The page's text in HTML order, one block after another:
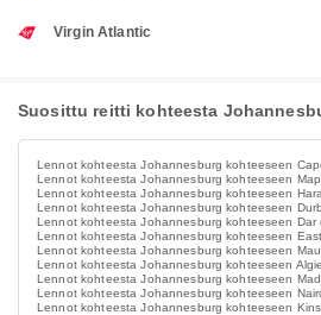
Virgin Atlantic
Suosittu reitti kohteesta
Lennot kohteesta Johannesburg kohteeseen
Lennot kohteesta Johannesburg kohteeseen
Lennot kohteesta Johannesburg kohteeseen
Lennot kohteesta Johannesburg kohteeseen
Lennot kohteesta Johannesburg kohteeseen Dar
Lennot kohteesta Johannesburg kohteeseen
Lennot kohteesta Johannesburg kohteeseen
Lennot kohteesta Johannesburg kohteeseen
Lennot kohteesta Johannesburg kohteeseen
Lennot kohteesta Johannesburg kohteeseen
Lennot kohteesta Johannesburg kohteeseen